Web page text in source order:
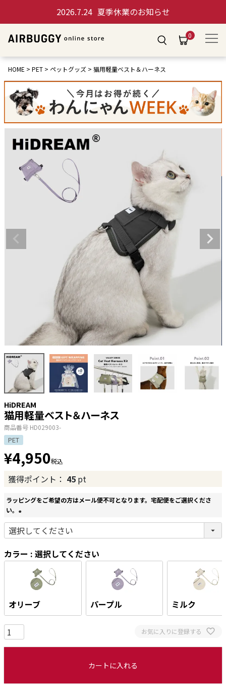
2026.7.24 夏季休業のお知らせ
0
HOME PET ペットグッズ 猫用軽量ベスト＆ハーネス
HiDREAM
猫用軽量ベスト＆ハーネス
商品番号 HD029003-
PET
¥4,950税込
獲得ポイント： 45 pt
ラッピングをご希望の方はメール便不可となります。宅配便をご選択くださ
い。
(
必
)
カラー 選択してください
オリーブ パープル ミルク
お気に入りに登録する
カートに入れる